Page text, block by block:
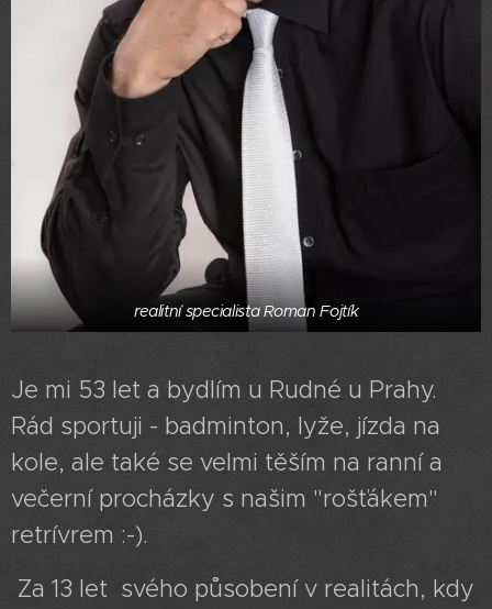
realitní specialista Roman Fojtík
Je mi 53 let a bydlím u Rudné u Prahy.
Rád sportuji - badminton, lyže, jízda na
kole, ale také se velmi těším na ranní a
večerní procházky s našim "rošťákem"
retrívrem :-).
Za 13 let svého působení v realitách, kdy